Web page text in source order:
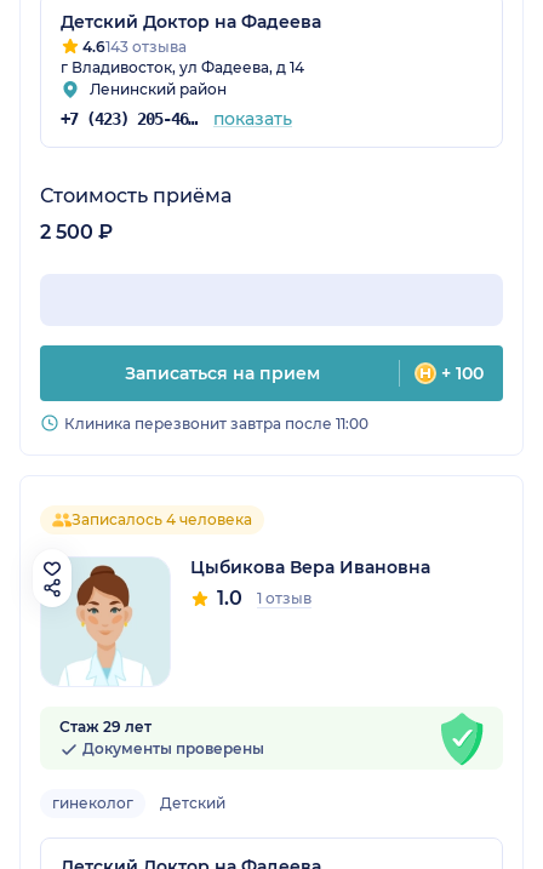
Детский Доктор на Фадеева
4.6143 отзыва
г Владивосток, ул Фадеева, д 14
Ленинский район
+7 (423) 205-46-95 показать
Стоимость приёма
2 500 ₽
Записаться на прием + 100
Клиника перезвонит завтра после 11:00
Записалось 4 человека
Цыбикова Вера Ивановна
1.0 1 отзыв
Стаж 29 лет
Документы проверены
гинеколог Детский